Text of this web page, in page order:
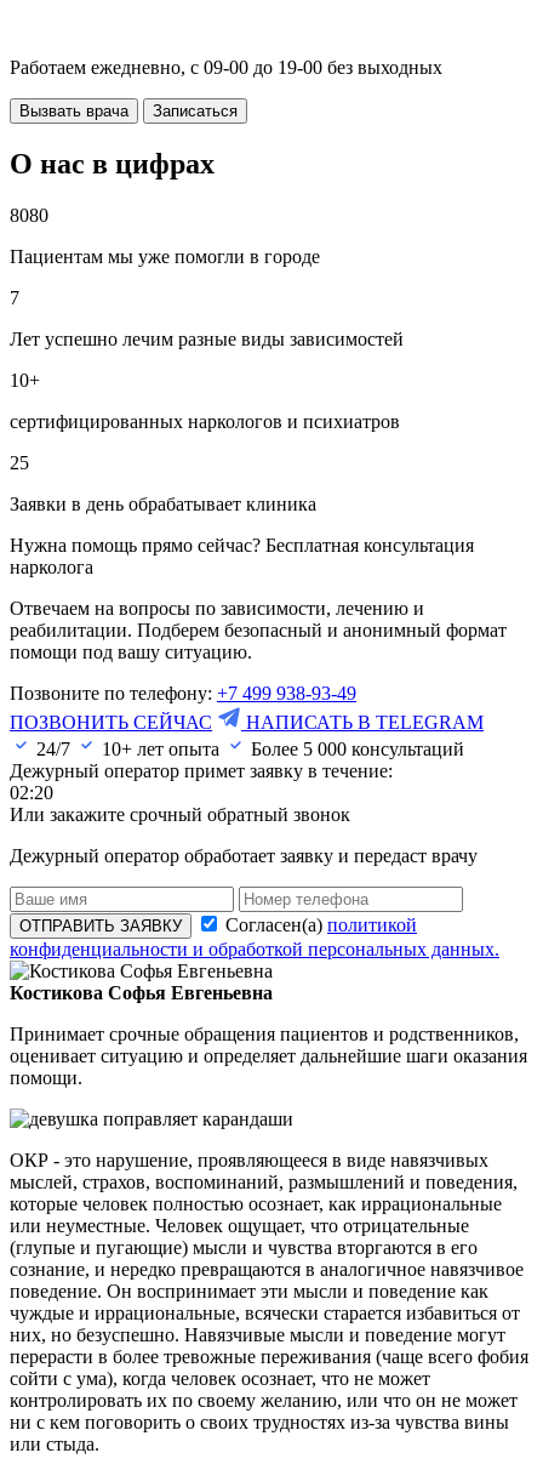
Работаем ежедневно, с 09-00 до 19-00 без выходных
Вызвать врача Записаться
О нас в цифрах
8080
Пациентам мы уже помогли в городе
7
Лет успешно лечим разные виды зависимостей
10+
сертифицированных наркологов и психиатров
25
Заявки в день обрабатывает клиника
Нужна помощь прямо сейчас? Бесплатная консультация
нарколога
Отвечаем на вопросы по зависимости, лечению и
реабилитации. Подберем безопасный и анонимный формат
помощи под вашу ситуацию.
Позвоните по телефону: +7 499 938-93-49
ПОЗВОНИТЬ СЕЙЧАС
НАПИСАТЬ В TELEGRAM
24/7
10+ лет опыта Более 5 000 консультаций
Дежурный оператор примет заявку в течение:
02:20
Или закажите срочный обратный звонок
Дежурный оператор обработает заявку и передаст врачу
ОТПРАВИТЬ ЗАЯВКУ Согласен(а) политикой
конфиденциальности и обработкой персональных данных.
Костикова Софья Евгеньевна
Принимает срочные обращения пациентов и родственников,
оценивает ситуацию и определяет дальнейшие шаги оказания
помощи.
ОКР - это нарушение, проявляющееся в виде навязчивых
мыслей, страхов, воспоминаний, размышлений и поведения,
которые человек полностью осознает, как иррациональные
или неуместные. Человек ощущает, что отрицательные
(глупые и пугающие) мысли и чувства вторгаются в его
сознание, и нередко превращаются в аналогичное навязчивое
поведение. Он воспринимает эти мысли и поведение как
чуждые и иррациональные, всячески старается избавиться от
них, но безуспешно. Навязчивые мысли и поведение могут
перерасти в более тревожные переживания (чаще всего фобия
сойти с ума), когда человек осознает, что не может
контролировать их по своему желанию, или что он не может
ни с кем поговорить о своих трудностях из-за чувства вины
или стыда.